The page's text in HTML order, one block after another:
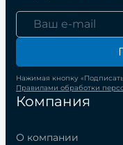
Компания
О компании
Нажимая кнопку
Правилами обработки